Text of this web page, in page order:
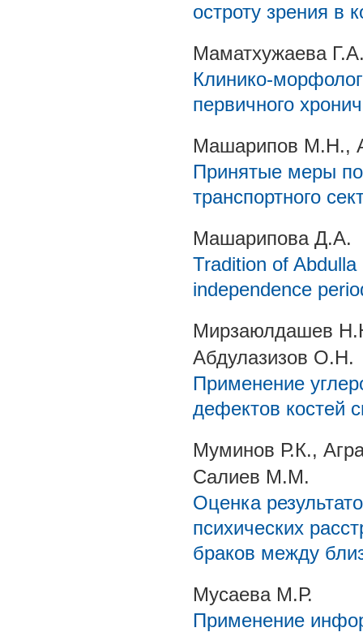
остроту зрения в
Маматхужаева
Клинико-
первичного
Машарипов М.Н.,
Принятые меры
транспортного
Машарипова Д.А.
Tradition of
independence
Мирзаюлдашев
Абдулазизов О.Н.
Применение
дефектов костей
Муминов Р.К.,
Салиев М.М.
Оценка
психических
браков между
Мусаева М.Р.
Применение